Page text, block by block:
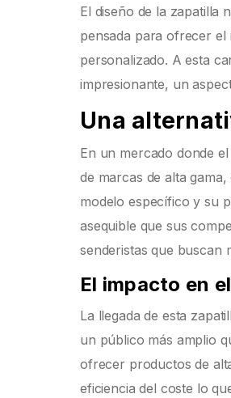
El diseño de la zapatilla
pensada para ofrecer
personalizado. A esta
impresionante, un
Una
En un mercado donde
de marcas de alta
modelo específico y su
asequible que sus
senderistas que buscan
El impacto en
La llegada de esta
un público más amplio
ofrecer productos de
eficiencia del coste lo